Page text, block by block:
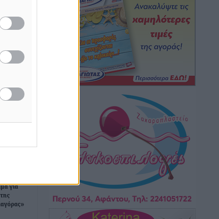
για
ΕΠΟ: Απέσυρε τη στήριξή της στην
υποψηφιότητα του Ινφαντίνο
Αθλητικά• πριν 2 ώρες
Φοίβος Κω: Το «ευχαριστώ» για το 9ο
Kos 3X3 Basketball Festival
6ο Kalymnos 3X3: Ολοκληρώθηκε με
μεγάλη επιτυχία, νικητές οι VAR!
Αθλητικά• πριν 2 ώρες
δασοκομάντος: Τι έχει αλλάξει στην
Πολιτική Προστασί
Ειδήσεις πριν 2 ώρες